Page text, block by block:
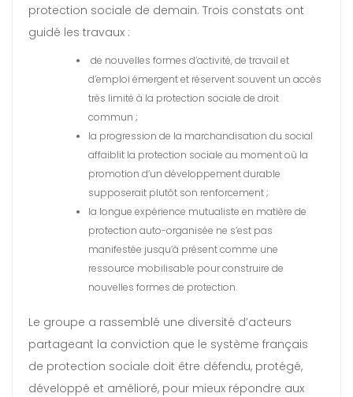
protection sociale de demain. Trois constats ont
guidé les travaux :
de nouvelles formes d’activité, de travail et
d’emploi émergent et réservent souvent un accès
très limité à la protection sociale de droit
commun ;
la progression de la marchandisation du social
affaiblit la protection sociale au moment où la
promotion d’un développement durable
supposerait plutôt son renforcement ;
la longue expérience mutualiste en matière de
protection auto-organisée ne s’est pas
manifestée jusqu’à présent comme une
ressource mobilisable pour construire de
nouvelles formes de protection.
Le groupe a rassemblé une diversité d’acteurs
partageant la conviction que le système français
de protection sociale doit être défendu, protégé,
développé et amélioré, pour mieux répondre aux